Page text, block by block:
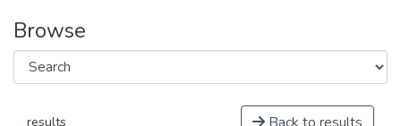
Browse
results